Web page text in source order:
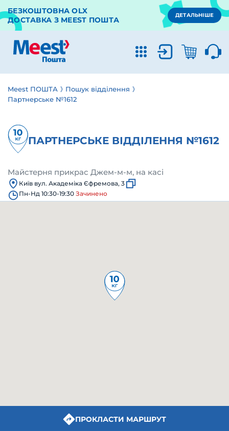
БЕЗКОШТОВНА OLX
ДОСТАВКА З MEEST ПОШТА
ДЕТАЛЬНІШЕ
Meest ПОШТА
Пошук відділення
Партнерське №1612
ПАРТНЕРСЬКЕ ВІДДІЛЕННЯ №1612
Майстерня прикрас Джем-м-м, на касі
Київ вул. Академіка Єфремова, 3
Пн-Нд 10:30-19:30 Зачинено
ПРОКЛАСТИ МАРШРУТ